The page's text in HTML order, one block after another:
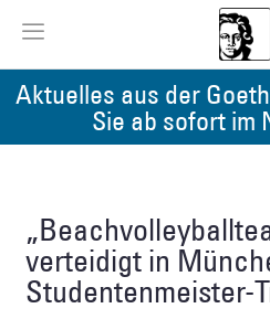
Aktuelles aus der
Sie ab sofort
verteidigt in
Studentenmeister-